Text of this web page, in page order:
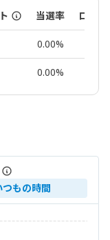
当選率 ロット
0.00%
0.00%
つもの時間